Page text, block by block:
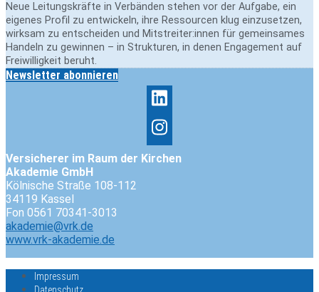
Neue Leitungskräfte in Verbänden stehen vor der Aufgabe, ein
eigenes Profil zu entwickeln, ihre Ressourcen klug einzusetzen,
wirksam zu entscheiden und Mitstreiter:innen für gemeinsames
Handeln zu gewinnen – in Strukturen, in denen Engagement auf
Freiwilligkeit beruht.
Newsletter abonnieren
Versicherer im Raum der Kirchen
Akademie GmbH
Kölnische Straße 108-112
34119 Kassel
Fon 0561 70341-3013
akademie@vrk.de
www.vrk-akademie.de
Impressum